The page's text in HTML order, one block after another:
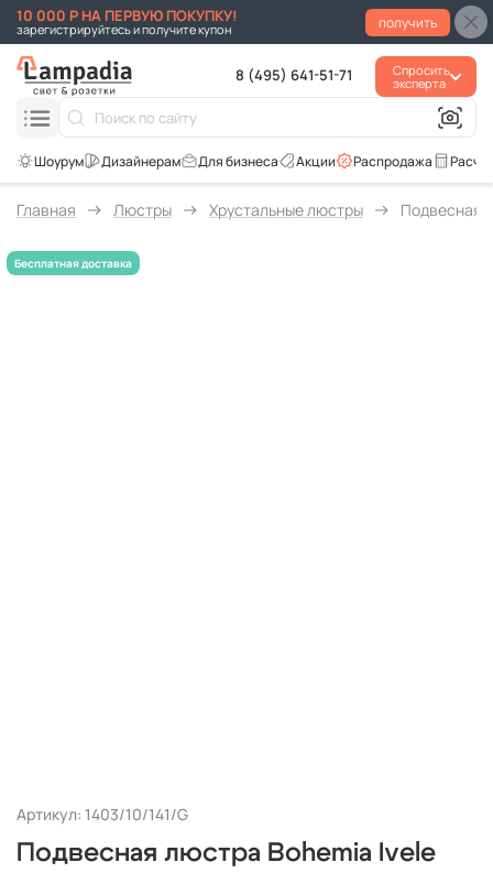
10 000 Р НА ПЕРВУЮ ПОКУПКУ!
зарегистрируйтесь и получите купон получить
8 (495) 641-51-71
Спросить
эксперта
Распродажа
Акции
Для бизнеса
Главная Люстры Хрустальные люстры Подвесная
Артикул: 1403/10/141/G
Подвесная люстра Bohemia Ivele